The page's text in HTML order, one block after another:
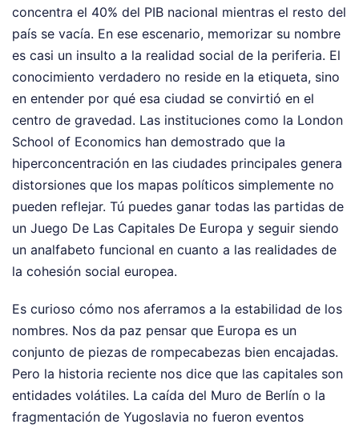
concentra el 40% del PIB nacional mientras el resto del
país se vacía. En ese escenario, memorizar su nombre
es casi un insulto a la realidad social de la periferia. El
conocimiento verdadero no reside en la etiqueta, sino
en entender por qué esa ciudad se convirtió en el
centro de gravedad. Las instituciones como la London
School of Economics han demostrado que la
hiperconcentración en las ciudades principales genera
distorsiones que los mapas políticos simplemente no
pueden reflejar. Tú puedes ganar todas las partidas de
un Juego De Las Capitales De Europa y seguir siendo
un analfabeto funcional en cuanto a las realidades de
la cohesión social europea.
Es curioso cómo nos aferramos a la estabilidad de los
nombres. Nos da paz pensar que Europa es un
conjunto de piezas de rompecabezas bien encajadas.
Pero la historia reciente nos dice que las capitales son
entidades volátiles. La caída del Muro de Berlín o la
fragmentación de Yugoslavia no fueron eventos